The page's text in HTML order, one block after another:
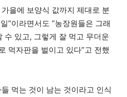
을에 보양식 값까지 제대로 분
”이라면서도 “농장원들은 그래
수 있고, 그렇게 잘 먹고 무더운
먹자판을 벌이고 있다”고 전했
먹는 것이 남는 것이라고 인식